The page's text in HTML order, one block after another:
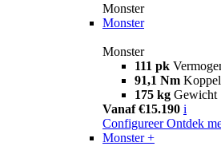
Monster
Monster
Monster
111 pk
91,1 Nm Koppel
175 kg Gewicht
Vanaf €15.190 i
Configureer Ontdek
Monster +